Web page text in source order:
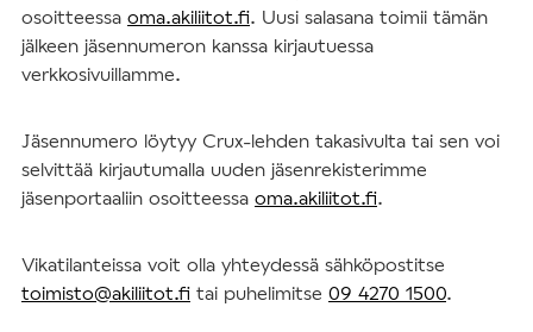
osoitteessa oma.akiliitot.fi. Uusi salasana toimii tämän
jälkeen jäsennumeron kanssa kirjautuessa
verkkosivuillamme.
Jäsennumero löytyy Crux-lehden takasivulta tai sen voi
selvittää kirjautumalla uuden jäsenrekisterimme
jäsenportaaliin osoitteessa oma.akiliitot.fi.
Vikatilanteissa voit olla yhteydessä sähköpostitse
toimisto@akiliitot.fi tai puhelimitse 09 4270 1500.